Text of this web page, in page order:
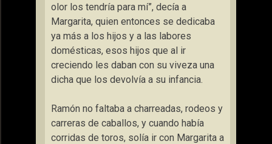
olor los tendría para mí”, decía a
Margarita, quien entonces se dedicaba
ya más a los hijos y a las labores
domésticas, esos hijos que al ir
creciendo les daban con su viveza una
dicha que los devolvía a su infancia.
Ramón no faltaba a charreadas, rodeos y
carreras de caballos, y cuando había
corridas de toros, solía ir con Margarita a